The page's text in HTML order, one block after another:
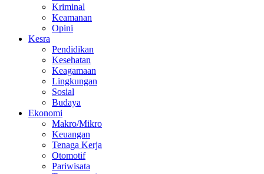
Kriminal
Keamanan
Opini
Kesra
Pendidikan
Kesehatan
Keagamaan
Lingkungan
Sosial
Budaya
Ekonomi
Makro/Mikro
Keuangan
Tenaga Kerja
Otomotif
Pariwisata